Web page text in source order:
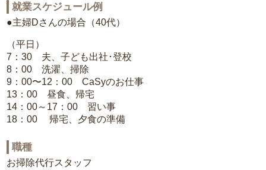
就業スケジュール例
●主婦Dさんの場合（40代）
（平日）
7：30 夫、子ども出社･登校
8：00 洗濯、掃除
9：00〜12：00 CaSyのお仕事
13：00 昼食、帰宅
14：00～17：00 習い事
18：00 帰宅、夕食の準備
職種
お掃除代行スタッフ